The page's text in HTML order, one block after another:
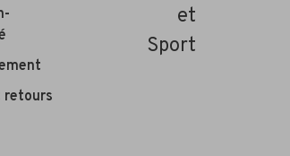
retours
et
Sport